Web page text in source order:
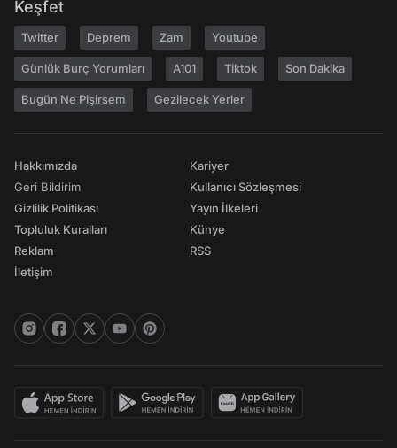
Keşfet
Twitter Deprem Zam Youtube
Günlük Burç Yorumları A101 Tiktok Son Dakika
Bugün Ne Pişirsem Gezilecek Yerler
Hakkımızda
Geri Bildirim
Gizlilik Politikası
Topluluk Kuralları
Reklam
İletişim
Kariyer
Kullanıcı Sözleşmesi
Yayın İlkeleri
Künye
RSS